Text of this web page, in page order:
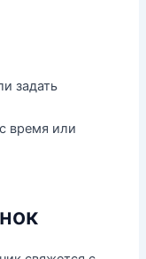
задать
время или